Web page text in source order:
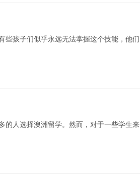
些孩子们似乎永远无法掌握这个技能，他们
的人选择澳洲留学。然而，对于一些学生来